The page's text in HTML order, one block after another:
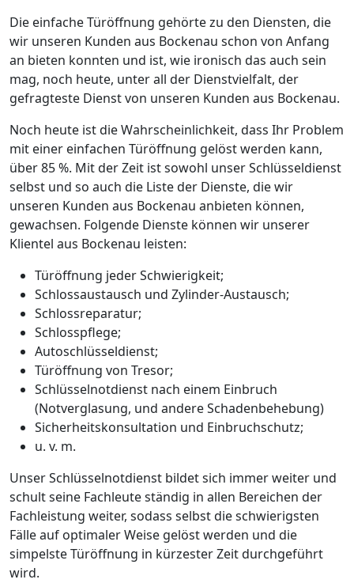
Die einfache Türöffnung gehörte zu den Diensten, die
wir unseren Kunden aus Bockenau schon von Anfang
an bieten konnten und ist, wie ironisch das auch sein
mag, noch heute, unter all der Dienstvielfalt, der
gefragteste Dienst von unseren Kunden aus Bockenau.
Noch heute ist die Wahrscheinlichkeit, dass Ihr Problem
mit einer einfachen Türöffnung gelöst werden kann,
über 85 %. Mit der Zeit ist sowohl unser Schlüsseldienst
selbst und so auch die Liste der Dienste, die wir
unseren Kunden aus Bockenau anbieten können,
gewachsen. Folgende Dienste können wir unserer
Klientel aus Bockenau leisten:
Türöffnung jeder Schwierigkeit;
Schlossaustausch und Zylinder-Austausch;
Schlossreparatur;
Schlosspflege;
Autoschlüsseldienst;
Türöffnung von Tresor;
Schlüsselnotdienst nach einem Einbruch
(Notverglasung, und andere Schadenbehebung)
Sicherheitskonsultation und Einbruchschutz;
u. v. m.
Unser Schlüsselnotdienst bildet sich immer weiter und
schult seine Fachleute ständig in allen Bereichen der
Fachleistung weiter, sodass selbst die schwierigsten
Fälle auf optimaler Weise gelöst werden und die
simpelste Türöffnung in kürzester Zeit durchgeführt
wird.